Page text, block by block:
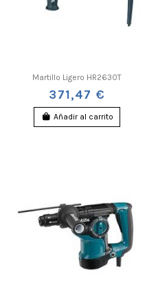
Martillo Ligero HR2630T
371,47 €
Añadir al carrito